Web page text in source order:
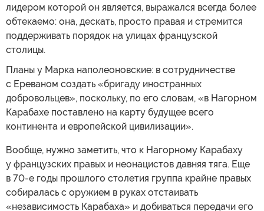
лидером которой он является, выражался всегда более
обтекаемо: она, дескать, просто правая и стремится
поддерживать порядок на улицах французской
столицы.
Планы у Марка наполеоновские: в сотрудничестве
с Ереваном создать «бригаду иностранных
добровольцев», поскольку, по его словам, «в Нагорном
Карабахе поставлено на карту будущее всего
континента и европейской цивилизации».
Вообще, нужно заметить, что к Нагорному Карабаху
у французских правых и неонацистов давняя тяга. Еще
в 70-е годы прошлого столетия группа крайне правых
собиралась с оружием в руках отстаивать
«независимость Карабаха» и добиваться передачи его